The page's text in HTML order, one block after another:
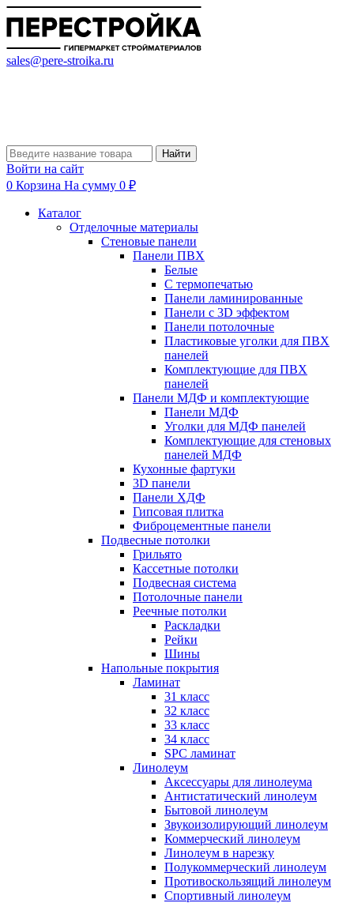
sales@pere-stroika.ru
Найти
Войти на сайт
0 Корзина На сумму 0 ₽
Каталог
Отделочные материалы
Стеновые панели
Панели ПВХ
Белые
С термопечатью
Панели ламинированные
Панели с 3D эффектом
Панели потолочные
Пластиковые уголки для ПВХ
панелей
Комплектующие для ПВХ
панелей
Панели МДФ и комплектующие
Панели МДФ
Уголки для МДФ панелей
Комплектующие для стеновых
панелей МДФ
Кухонные фартуки
3D панели
Панели ХДФ
Гипсовая плитка
Фиброцементные панели
Подвесные потолки
Грильято
Кассетные потолки
Подвесная система
Потолочные панели
Реечные потолки
Раскладки
Рейки
Шины
Напольные покрытия
Ламинат
31 класс
32 класс
33 класс
34 класс
SPC ламинат
Линолеум
Аксессуары для линолеума
Антистатический линолеум
Бытовой линолеум
Звукоизолирующий линолеум
Коммерческий линолеум
Линолеум в нарезку
Полукоммерческий линолеум
Противоскользящий линолеум
Спортивный линолеум